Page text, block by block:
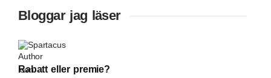
Bloggar jag läser
Spartacus
Rabatt eller premie?